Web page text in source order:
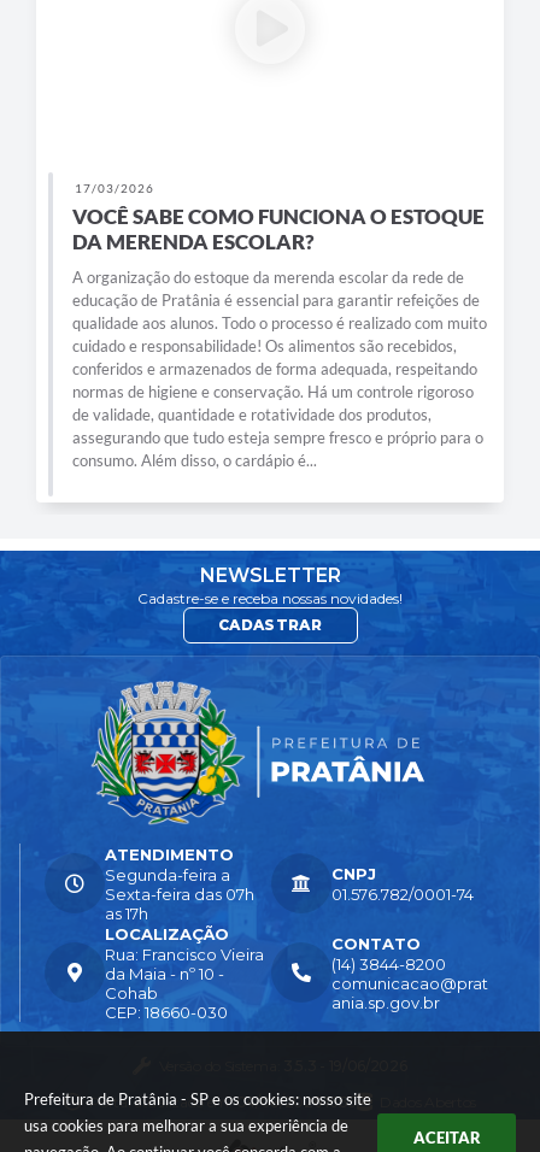
Prefeitura de Pratânia - SP e os cookies: nosso site
usa cookies para melhorar a sua experiência de
ACEITAR
17/03/2026
VOCÊ SABE COMO FUNCIONA O ESTOQUE
DA MERENDA ESCOLAR?
A organização do estoque da merenda escolar da rede de
educação de Pratânia é essencial para garantir refeições de
qualidade aos alunos. Todo o processo é realizado com muito
cuidado e responsabilidade! Os alimentos são recebidos,
conferidos e armazenados de forma adequada, respeitando
normas de higiene e conservação. Há um controle rigoroso
de validade, quantidade e rotatividade dos produtos,
assegurando que tudo esteja sempre fresco e próprio para o
consumo. Além disso, o cardápio é...
NEWSLETTER
Cadastre-se e receba nossas novidades!
CADASTRAR
LOCALIZAÇÃO
Rua: Francisco Vieira
da Maia - nº 10 -
Cohab
CEP: 18660-030
CONTATO
(14) 3844-8200
comunicacao@prat
ania.sp.gov.br
ATENDIMENTO
Segunda-feira a
Sexta-feira das 07h
as 17h
CNPJ
01.576.782/0001-74
Portal atualizado em:04/08/2026 16:55